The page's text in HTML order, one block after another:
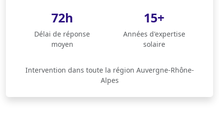
72h
Délai de réponse
moyen
15+
Années d'expertise
solaire
Intervention dans toute la région Auvergne-Rhône-
Alpes